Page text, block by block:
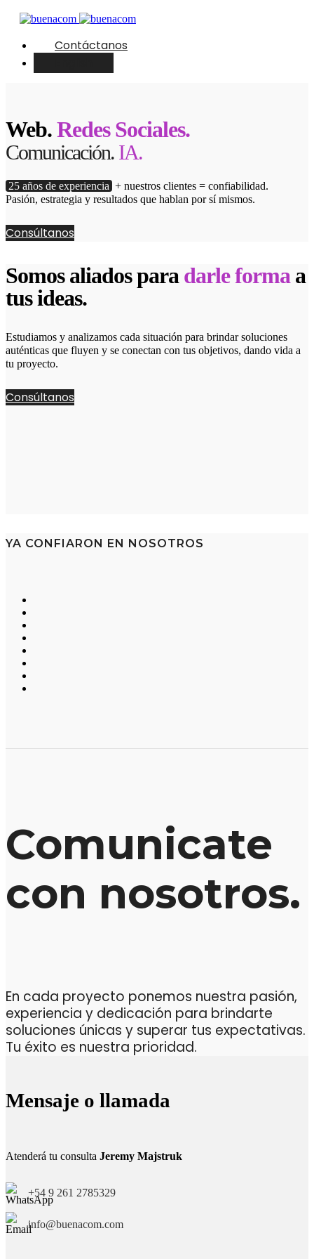
Contáctanos
Web.Redes Sociales.
Comunicación. IA.
25 años de experiencia + nuestros clientes = confiabilidad.
Pasión, estrategia y resultados que hablan por sí mismos.
Consúltanos
Somos aliados para darle forma a
tus ideas.
Estudiamos y analizamos cada situación para brindar soluciones
auténticas que fluyen y se conectan con tus objetivos, dando vida a
tu proyecto.
Consúltanos
YA CONFIARON EN NOSOTROS
Comunicate
con nosotros.
En cada proyecto ponemos nuestra pasión,
experiencia y dedicación para brindarte
soluciones únicas y superar tus expectativas.
Tu éxito es nuestra prioridad.
Mensaje o llamada
Atenderá tu consulta Jeremy Majstruk
+54 9 261 2785329
info@buenacom.com